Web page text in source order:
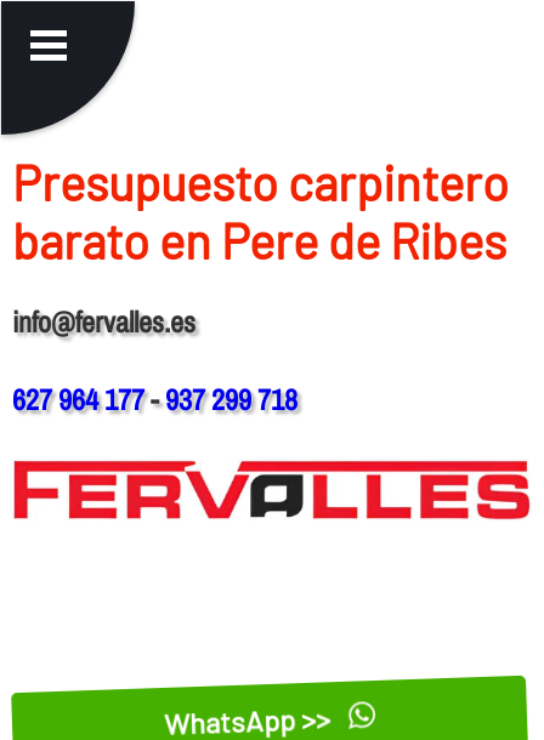
Presupuesto carpintero
barato en Pere de Ribes
info@fervalles.es
627 964 177-937 299 718
WhatsApp >>